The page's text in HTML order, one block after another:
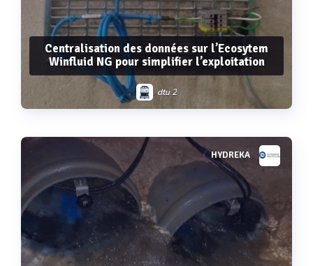
Centralisation des données sur l’Ecosytem
Winfluid NG pour simplifier l’exploitation
dtu 2
Voir plus HYDREKA